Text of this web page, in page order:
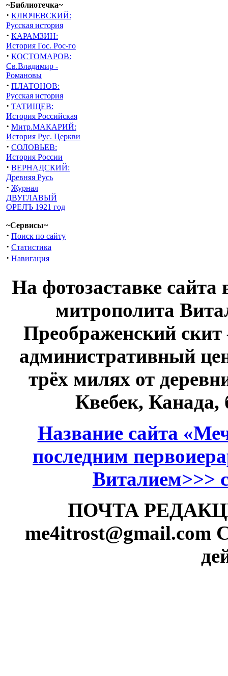
~Библиотечка~
· КЛЮЧЕВСКИЙ:
Русская история
· КАРАМЗИН:
История Гос. Рос-го
· КОСТОМАРОВ:
Св.Владимир -
Романовы
· ПЛАТОНОВ:
Русская история
· ТАТИЩЕВ:
История Российская
· Митр.МАКАРИЙ:
История Рус. Церкви
· СОЛОВЬЕВ:
История России
· ВЕРНАДСКИЙ:
Древняя Русь
· Журнал
ДВУГЛАВЫЙ
ОРЕЛЪ 1921 год
~Сервисы~
· Поиск по сайту
· Статистика
· Навигация
На фотозаставке сайта
митрополита
Преображенский
административный
трёх милях от
Квебек,
Название сайта
последним
Виталием>>>
ПОЧТА
me4itrost@gmail.com